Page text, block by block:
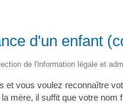
d'un enfant
de l'information légale et
et vous voulez reconnaître
mère, il suffit que votre